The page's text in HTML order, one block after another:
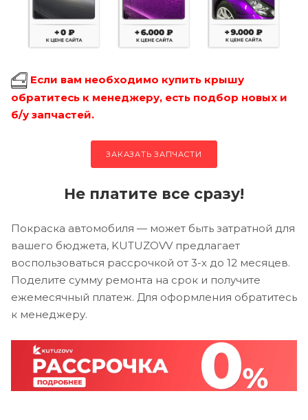
Если вам необходимо купить крышу
обратитесь к менеджеру, есть подбор новых и
б/у запчастей.
ЗАКАЗАТЬ ЗАПЧАСТИ
Не платите все сразу!
Покраска автомобиля — может быть затратной для
вашего бюджета, KUTUZOVV предлагает
воспользоваться рассрочкой от 3-х до 12 месяцев.
Поделите сумму ремонта на срок и получите
ежемесячный платеж. Для оформления обратитесь
к менеджеру.